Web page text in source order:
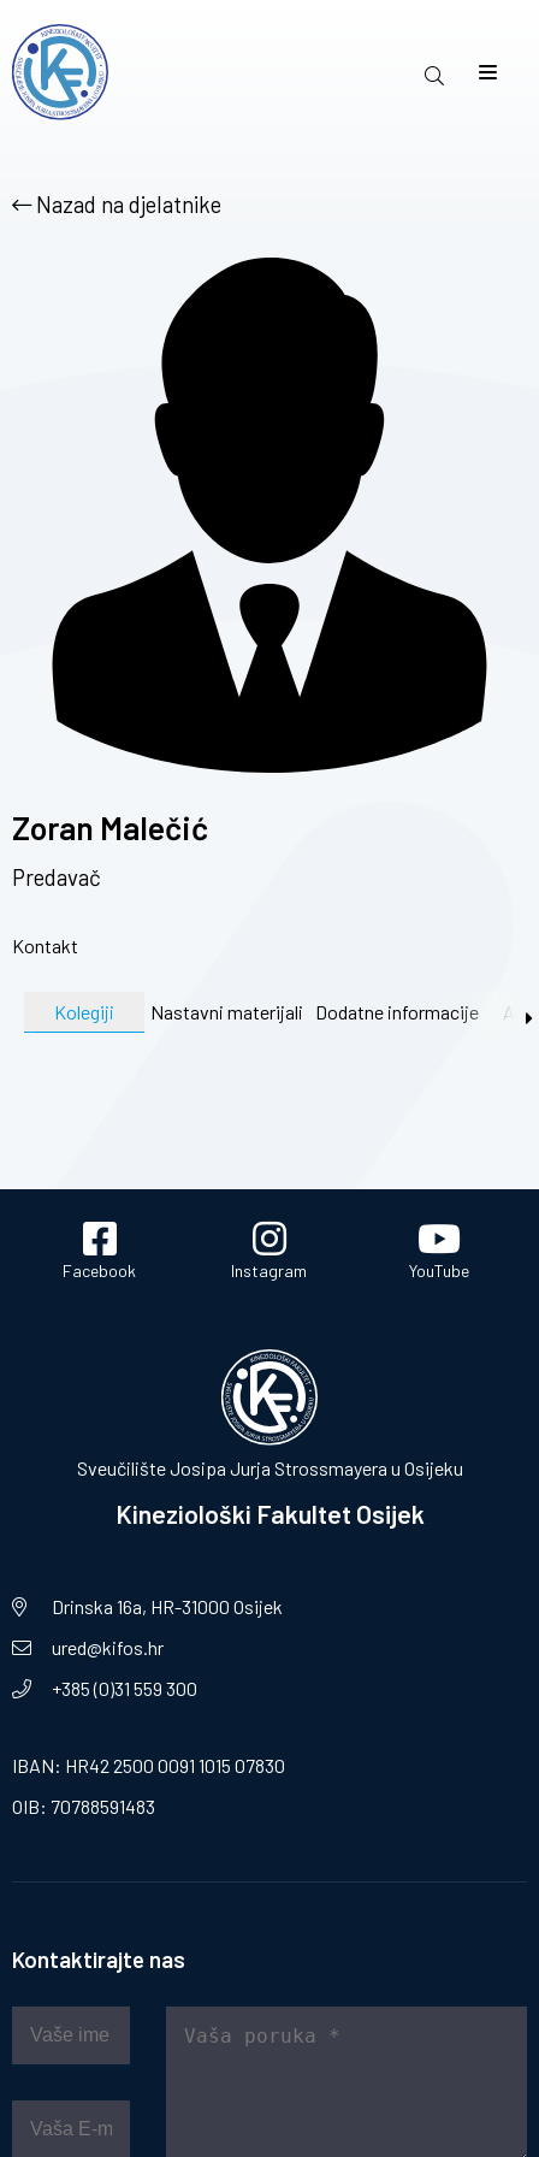
Nazad na djelatnike
Zoran Malečić
Predavač
Kontakt
Kolegiji Nastavni materijali Dodatne informacije
Facebook Instagram YouTube
Sveučilište Josipa Jurja Strossmayera u Osijeku
Kineziološki Fakultet Osijek
Drinska 16a, HR-31000 Osijek
ured@kifos.hr
+385 (0)31 559 300
IBAN: HR42 2500 0091 1015 07830
OIB: 70788591483
Kontaktirajte nas